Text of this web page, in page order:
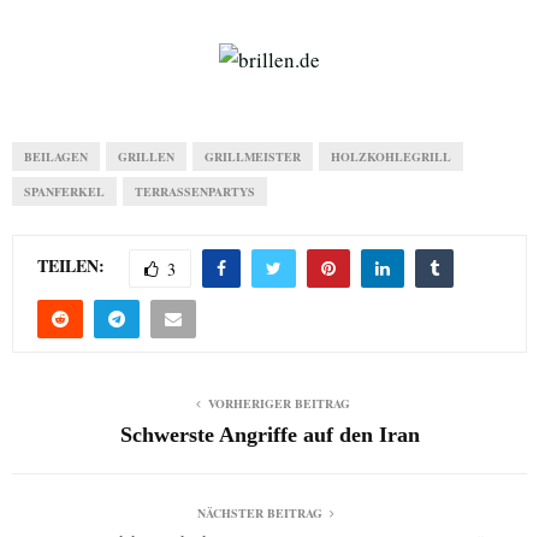
BEILAGEN GRILLEN GRILLMEISTER HOLZKOHLEGRILL
SPANFERKEL TERRASSENPARTYS
TEILEN: 3
VORHERIGER BEITRAG
Schwerste Angriffe auf den Iran
NÄCHSTER BEITRAG